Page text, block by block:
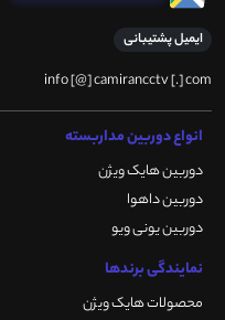
ایمیل پشتیبانی
info [@] camirancctv [.] com
انواع دوربین مداربسته
دوربین هایک ویژن
دوربین داهوا
دوربین یونی ویو
نمایندگی برندها
محصولات هایک ویژن